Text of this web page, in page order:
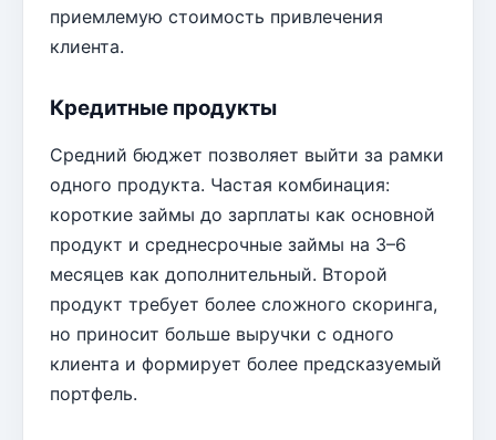
приемлемую стоимость привлечения
клиента.
Кредитные продукты
Средний бюджет позволяет выйти за рамки
одного продукта. Частая комбинация:
короткие займы до зарплаты как основной
продукт и среднесрочные займы на 3–6
месяцев как дополнительный. Второй
продукт требует более сложного скоринга,
но приносит больше выручки с одного
клиента и формирует более предсказуемый
портфель.